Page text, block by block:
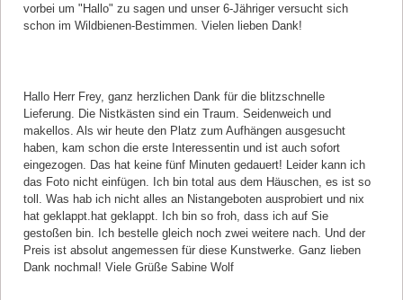
vorbei um "Hallo" zu sagen und unser 6-Jähriger versucht sich
schon im Wildbienen-Bestimmen. Vielen lieben Dank!
Hallo Herr Frey, ganz herzlichen Dank für die blitzschnelle
Lieferung. Die Nistkästen sind ein Traum. Seidenweich und
makellos. Als wir heute den Platz zum Aufhängen ausgesucht
haben, kam schon die erste Interessentin und ist auch sofort
eingezogen. Das hat keine fünf Minuten gedauert! Leider kann ich
das Foto nicht einfügen. Ich bin total aus dem Häuschen, es ist so
toll. Was hab ich nicht alles an Nistangeboten ausprobiert und nix
hat geklappt.hat geklappt. Ich bin so froh, dass ich auf Sie
gestoßen bin. Ich bestelle gleich noch zwei weitere nach. Und der
Preis ist absolut angemessen für diese Kunstwerke. Ganz lieben
Dank nochmal! Viele Grüße Sabine Wolf